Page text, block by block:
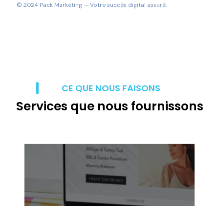
© 2024 Pack Marketing — Votre succès digital assuré.
CE QUE NOUS FAISONS
Services que nous fournissons